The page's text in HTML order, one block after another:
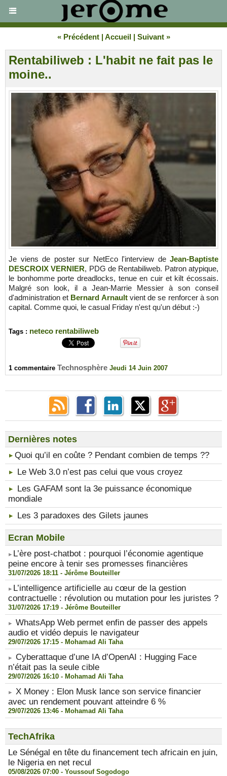
« Précédent | Accueil | Suivant »
Rentabiliweb : L'habit ne fait pas le
moine..
Je viens de poster sur NetEco l'interview de Jean-Baptiste
DESCROIX VERNIER, PDG de Rentabiliweb. Patron atypique,
le bonhomme porte dreadlocks, tenue en cuir et kilt écossais.
Malgré son look, il a Jean-Marrie Messier à son conseil
d'administration et Bernard Arnaultvient de se renforcer à son
capital. Comme quoi, le casual Friday n'est qu'un début :-)
Tags : neteco rentabiliweb
1 commentaire Technosphère Jeudi 14 Juin 2007
Dernières notes
​Quoi qu’il en coûte ? Pendant combien de temps ??
Le Web 3.0 n’est pas celui que vous croyez
Les GAFAM sont la 3e puissance économique
mondiale
Les 3 paradoxes des Gilets jaunes
Ecran Mobile
​L’ère post-chatbot : pourquoi l’économie agentique
peine encore à tenir ses promesses financières
31/07/2026 18:11 - Jérôme Bouteiller
​L’intelligence artificielle au cœur de la gestion
contractuelle : révolution ou mutation pour les juristes ?
31/07/2026 17:19 - Jérôme Bouteiller
WhatsApp Web permet enfin de passer des appels
audio et vidéo depuis le navigateur
29/07/2026 17:15 - Mohamad Ali Taha
Cyberattaque d’une IA d’OpenAI : Hugging Face
n’était pas la seule cible
29/07/2026 16:10 - Mohamad Ali Taha
X Money : Elon Musk lance son service financier
avec un rendement pouvant atteindre 6 %
29/07/2026 13:46 - Mohamad Ali Taha
TechAfrika
Le Sénégal en tête du financement tech africain en juin,
le Nigeria en net recul
05/08/2026 07:00 - Youssouf Sogodogo